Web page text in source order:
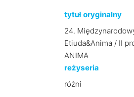
tytuł oryginalny
24.
Etiuda&Anima / II
ANIMA
reżyseria
różni